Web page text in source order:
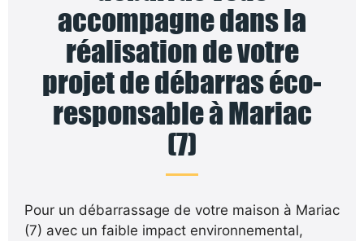
accompagne dans la
réalisation de votre
projet de débarras éco-
responsable à Mariac
(7)
Pour un débarrassage de votre maison à Mariac
(7) avec un faible impact environnemental,